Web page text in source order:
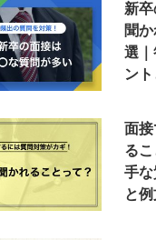
新卒
聞
選｜
ン
面
る
手
と